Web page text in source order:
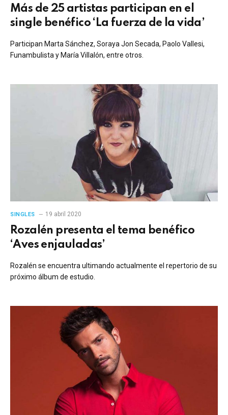
Más de 25 artistas participan en el
single benéfico ‘La fuerza de la vida’
Participan Marta Sánchez, Soraya Jon Secada, Paolo Vallesi,
Funambulista y María Villalón, entre otros.
SINGLES 19 abril 2020
Rozalén presenta el tema benéfico
‘Aves enjauladas’
Rozalén se encuentra ultimando actualmente el repertorio de su
próximo álbum de estudio.